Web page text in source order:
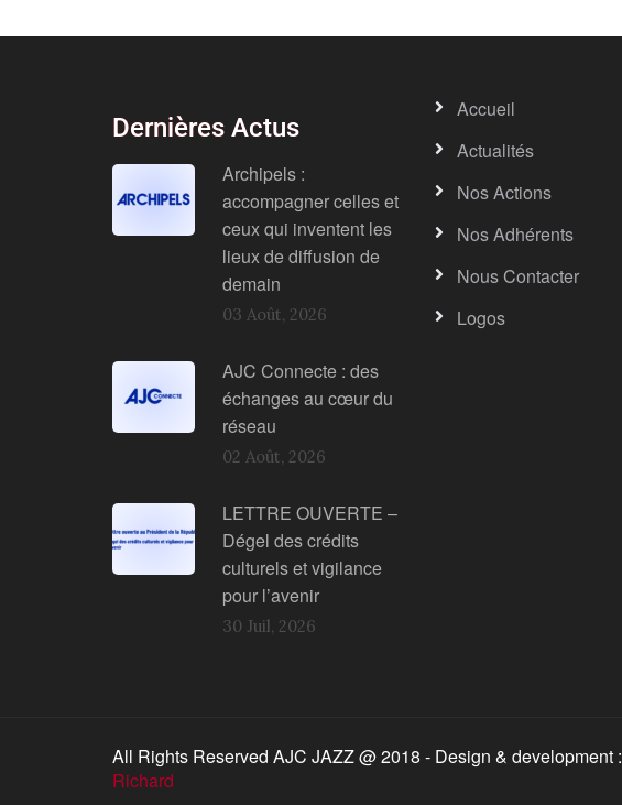
Dernières Actus
Archipels :
accompagner celles et
ceux qui inventent les
lieux de diffusion de
demain
03 Août, 2026
AJC Connecte : des
échanges au cœur du
réseau
02 Août, 2026
LETTRE OUVERTE –
Dégel des crédits
culturels et vigilance
pour l’avenir
30 Juil, 2026
Accueil
Actualités
Nos Actions
Nos Adhérents
Nous Contacter
Logos
All Rights Reserved AJC JAZZ @ 2018 - Design & development :
Richard